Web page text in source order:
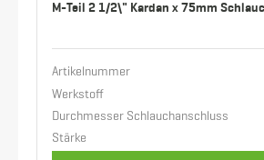
M-Teil 2 1/2\" Kardan x 75mm
Artikelnummer
Werkstoff
Durchmesser Schlauchanschluss
Stärke